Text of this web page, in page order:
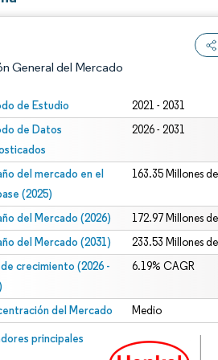
General del Mercado
de Estudio 2021 - 2031
de Datos
2026 - 2031
del mercado en el
(2025)
163.35 Millones
del Mercado (2026) 172.97 Millones
del Mercado (2031) 233.53 Millones
de crecimiento (2026 -
6.19% CAGR
del Mercado Medio
principales
© Mordor Intelligence. El uso requiere atribución
CC BY 4.0.